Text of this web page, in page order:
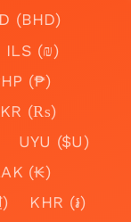
(BHD)
ILS (₪)
(₱)
(₨)
UYU ($U)
(₭)
KHR (៛)